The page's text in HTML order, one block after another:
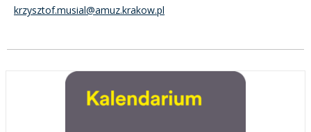
krzysztof.musial@amuz.krakow.pl